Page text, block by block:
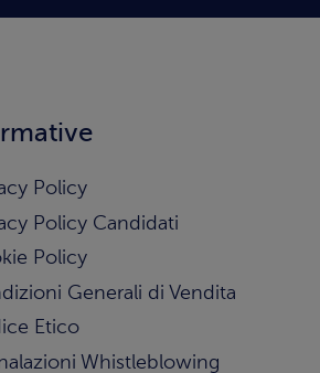
Policy
Policy Candidati
Policy
Generali di Vendita
Etico
Whistleblowing